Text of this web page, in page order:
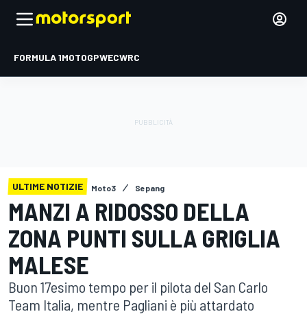
FORMULA 1MOTOGPWECWRC
ULTIME NOTIZIE Moto3 Sepang
MANZI A RIDOSSO DELLA
ZONA PUNTI SULLA GRIGLIA
MALESE
Buon 17esimo tempo per il pilota del San Carlo
Team Italia, mentre Pagliani è più attardato